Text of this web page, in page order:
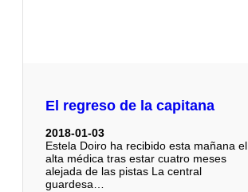
El regreso de la capitana
2018-01-03
Estela Doiro ha recibido esta mañana el
alta médica tras estar cuatro meses
alejada de las pistas La central
guardesa…